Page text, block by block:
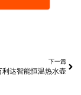
下一篇
利达智能恒温热水壶